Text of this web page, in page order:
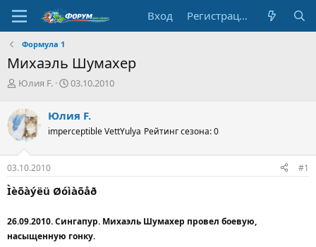
Вход Регистрация
Формула 1
Михаэль Шумахер
А
т
о
р
т
е
м
Юлия F.
Д
а
н
ч
л
а
03.10.2010
Юлия F.
imperceptible VettYulya Рейтинг сезона: 0
03.10.2010 #1
Ìèõàýëü Øóìàõåð
26.09.2010. Сингапур. Михаэль Шумахер провел боевую,
насыщенную гонку.